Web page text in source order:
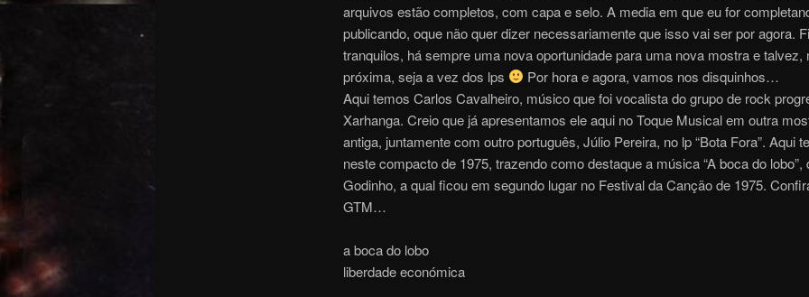
arquivos estão completos, com capa e selo. A media em que eu for
publicando, oque não quer dizer necessariamente que isso vai ser por agora.
tranquilos, há sempre uma nova oportunidade para uma nova mostra e talvez,
próxima, seja a vez dos lps
Por hora e agora, vamos nos disquinhos…
Aqui temos Carlos Cavalheiro, músico que foi vocalista do grupo de rock
Xarhanga. Creio que já apresentamos ele aqui no Toque Musical em outra
antiga, juntamente com outro português, Júlio Pereira, no lp “Bota Fora”. Aqui
neste compacto de 1975, trazendo como destaque a música “A boca do lobo”,
Godinho, a qual ficou em segundo lugar no Festival da Canção de 1975.
GTM…
a boca do lobo
liberdade económica